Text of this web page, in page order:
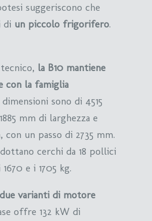
suggeriscono che
di un piccolo frigorifero.
la B10 mantiene
con la famiglia
dimensioni sono di 4515
mm di larghezza e
con un passo di 2735 mm.
cerchi da 18 pollici
e i 1705 kg.
due varianti di motore
offre 132 kW di